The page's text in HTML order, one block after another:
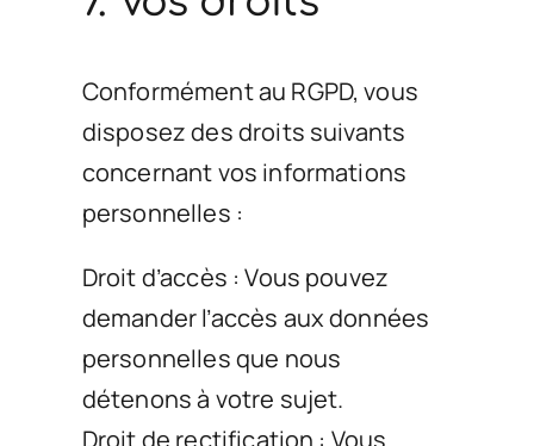
Conformément au RGPD, vous
disposez des droits suivants
concernant vos informations
personnelles :
Droit d’accès : Vous pouvez
demander l’accès aux données
personnelles que nous
détenons à votre sujet.